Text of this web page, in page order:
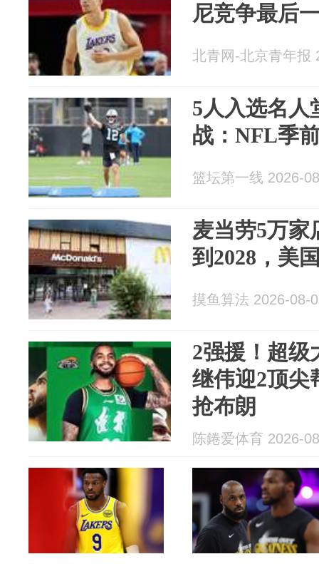
尼竞争最后
北青网-北京青年报
5人入选名人
战：NFL季
篮坛第一线 2026-
麦当劳5万家
到2028，美
摸鱼算法 2026-08-
2强援！超级
继伟迎2顶尖
抢布朗
陈錈爱体育 2026-